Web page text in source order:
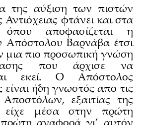
της αύξιση των πιστών
φτάνει και στα
όπου αποφασίζεται η
Απόστολου Βαρνάβα έτσι
μια πιο προσωπική γνώση
που άρχισε να
εκεί. Ο Απόστολος
ήδη γνωστός απο τις
εξαιτίας της
μέσα στην πρώτη
αναφορά γι’ αυτόν